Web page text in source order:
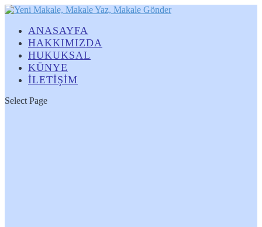
ANASAYFA
HAKKIMIZDA
HUKUKSAL
KÜNYE
İLETİŞİM
Select Page